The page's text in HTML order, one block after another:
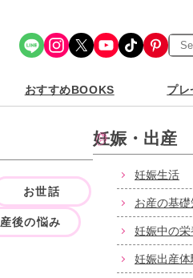
Share Icon Instagram X YouTube TikTok Pinterest
検
索
おすすめBOOKS プレ
お世話
産後の悩み
妊娠・出産
妊娠生活
お産の基
妊娠中の
妊娠出産